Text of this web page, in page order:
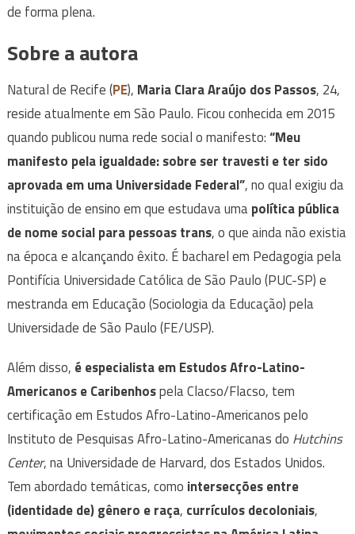
de forma plena.
Sobre a autora
Natural de Recife (PE), Maria Clara Araújo dos Passos, 24,
reside atualmente em São Paulo. Ficou conhecida em 2015
quando publicou numa rede social o manifesto:“Meu
manifesto pela igualdade: sobre ser travesti e ter sido
aprovada em uma Universidade Federal”, no qual exigiu da
instituição de ensino em que estudava umapolítica pública
de nome social para pessoas trans, o que ainda não existia
na época e alcançando êxito. É bacharel em Pedagogia pela
Pontifícia Universidade Católica de São Paulo (PUC-SP) e
mestranda em Educação (Sociologia da Educação) pela
Universidade de São Paulo (FE/USP).
Além disso, é especialista em Estudos Afro-Latino-
Americanos e Caribenhospela Clacso/Flacso, tem
certificação em Estudos Afro-Latino-Americanos pelo
Instituto de Pesquisas Afro-Latino-Americanas do Hutchins
Center, na Universidade de Harvard, dos Estados Unidos.
Tem abordado temáticas, como intersecções entre
(identidade de) gênero e raça, currículos decoloniais,